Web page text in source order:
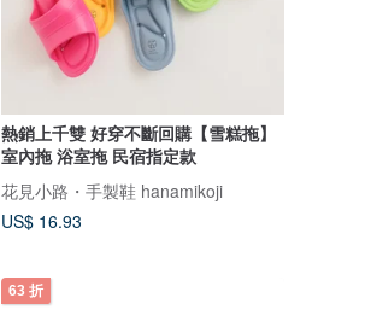
熱銷上千雙 好穿不斷回購【雪糕拖】
室內拖 浴室拖 民宿指定款
花見小路・手製鞋 hanamikoji
US$ 16.93
63 折